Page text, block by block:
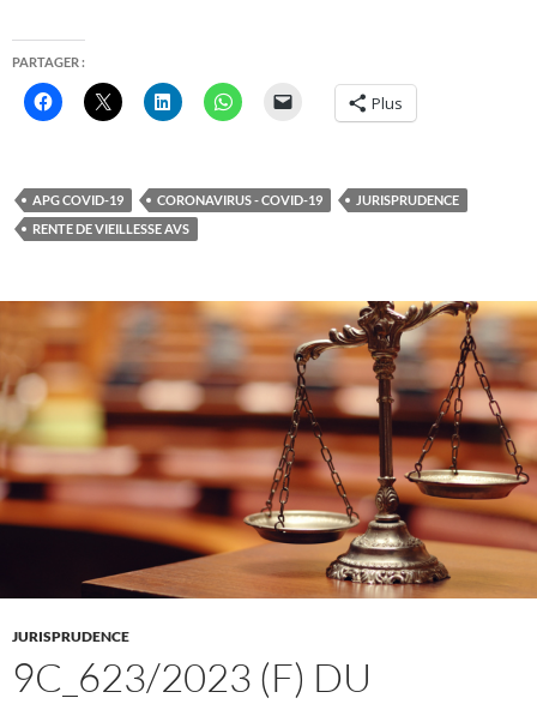
PARTAGER :
Plus
APG COVID-19 CORONAVIRUS - COVID-19
JURISPRUDENCE
RENTE DE VIEILLESSE AVS
JURISPRUDENCE
9C_623/2023 (F) DU